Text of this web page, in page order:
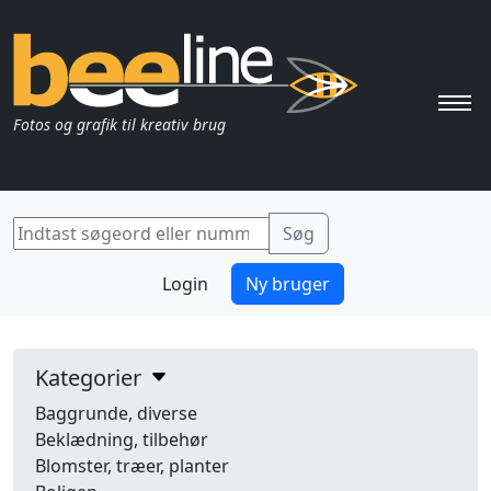
Fotos og grafik til kreativ brug
Login Ny bruger
Kategorier
Baggrunde, diverse
Beklædning, tilbehør
Blomster, træer, planter